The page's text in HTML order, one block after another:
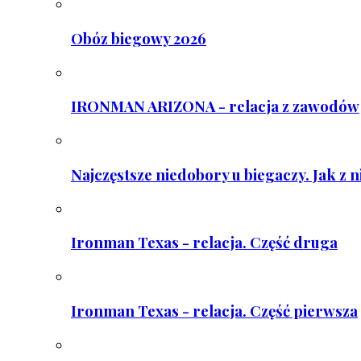
Obóz biegowy 2026
IRONMAN ARIZONA - relacja z zawodów
Najczęstsze niedobory u biegaczy. Jak z
Ironman Texas - relacja. Część druga
Ironman Texas - relacja. Część pierwsza